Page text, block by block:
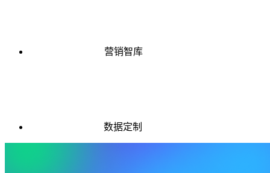
营销智库
数据定制